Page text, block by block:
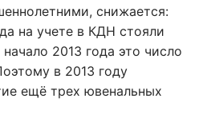
снижается:
на учете в КДН стояли
2013 года это число
в 2013 году
ещё трех ювенальных